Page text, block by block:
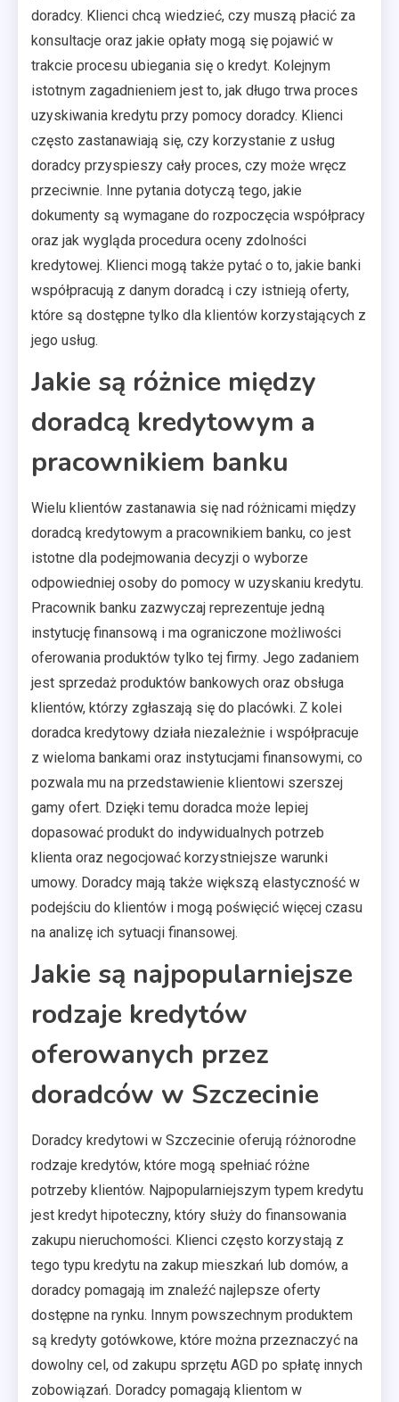
doradcy. Klienci chcą wiedzieć, czy muszą płacić za
konsultacje oraz jakie opłaty mogą się pojawić w
trakcie procesu ubiegania się o kredyt. Kolejnym
istotnym zagadnieniem jest to, jak długo trwa proces
uzyskiwania kredytu przy pomocy doradcy. Klienci
często zastanawiają się, czy korzystanie z usług
doradcy przyspieszy cały proces, czy może wręcz
przeciwnie. Inne pytania dotyczą tego, jakie
dokumenty są wymagane do rozpoczęcia współpracy
oraz jak wygląda procedura oceny zdolności
kredytowej. Klienci mogą także pytać o to, jakie banki
współpracują z danym doradcą i czy istnieją oferty,
które są dostępne tylko dla klientów korzystających z
jego usług.
Jakie są różnice między
doradcą kredytowym a
pracownikiem banku
Wielu klientów zastanawia się nad różnicami między
doradcą kredytowym a pracownikiem banku, co jest
istotne dla podejmowania decyzji o wyborze
odpowiedniej osoby do pomocy w uzyskaniu kredytu.
Pracownik banku zazwyczaj reprezentuje jedną
instytucję finansową i ma ograniczone możliwości
oferowania produktów tylko tej firmy. Jego zadaniem
jest sprzedaż produktów bankowych oraz obsługa
klientów, którzy zgłaszają się do placówki. Z kolei
doradca kredytowy działa niezależnie i współpracuje
z wieloma bankami oraz instytucjami finansowymi, co
pozwala mu na przedstawienie klientowi szerszej
gamy ofert. Dzięki temu doradca może lepiej
dopasować produkt do indywidualnych potrzeb
klienta oraz negocjować korzystniejsze warunki
umowy. Doradcy mają także większą elastyczność w
podejściu do klientów i mogą poświęcić więcej czasu
na analizę ich sytuacji finansowej.
Jakie są najpopularniejsze
rodzaje kredytów
oferowanych przez
doradców w Szczecinie
Doradcy kredytowi w Szczecinie oferują różnorodne
rodzaje kredytów, które mogą spełniać różne
potrzeby klientów. Najpopularniejszym typem kredytu
jest kredyt hipoteczny, który służy do finansowania
zakupu nieruchomości. Klienci często korzystają z
tego typu kredytu na zakup mieszkań lub domów, a
doradcy pomagają im znaleźć najlepsze oferty
dostępne na rynku. Innym powszechnym produktem
są kredyty gotówkowe, które można przeznaczyć na
dowolny cel, od zakupu sprzętu AGD po spłatę innych
zobowiązań. Doradcy pomagają klientom w